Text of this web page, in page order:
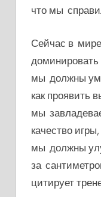
что мы
Сейчас в
мы должны
как проявить
мы
качество
мы должны
за
цитирует